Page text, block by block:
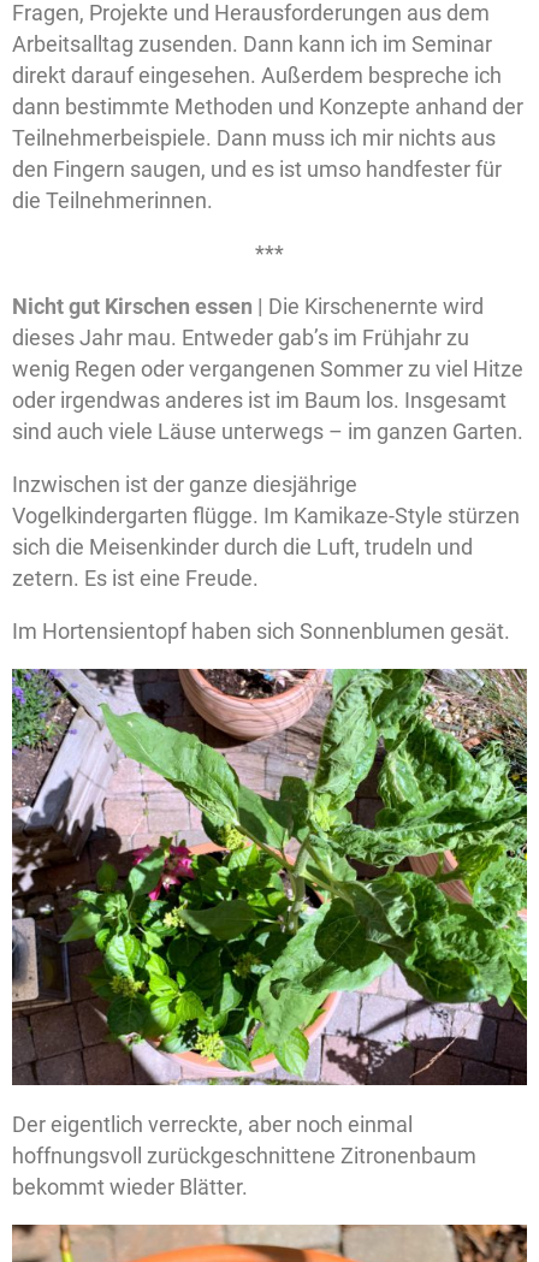
Fragen, Projekte und Herausforderungen aus dem
Arbeitsalltag zusenden. Dann kann ich im Seminar
direkt darauf eingesehen. Außerdem bespreche ich
dann bestimmte Methoden und Konzepte anhand der
Teilnehmerbeispiele. Dann muss ich mir nichts aus
den Fingern saugen, und es ist umso handfester für
die Teilnehmerinnen.
***
Nicht gut Kirschen essen | Die Kirschenernte wird
dieses Jahr mau. Entweder gab’s im Frühjahr zu
wenig Regen oder vergangenen Sommer zu viel Hitze
oder irgendwas anderes ist im Baum los. Insgesamt
sind auch viele Läuse unterwegs – im ganzen Garten.
Inzwischen ist der ganze diesjährige
Vogelkindergarten flügge. Im Kamikaze-Style stürzen
sich die Meisenkinder durch die Luft, trudeln und
zetern. Es ist eine Freude.
Im Hortensientopf haben sich Sonnenblumen gesät.
Der eigentlich verreckte, aber noch einmal
hoffnungsvoll zurückgeschnittene Zitronenbaum
bekommt wieder Blätter.